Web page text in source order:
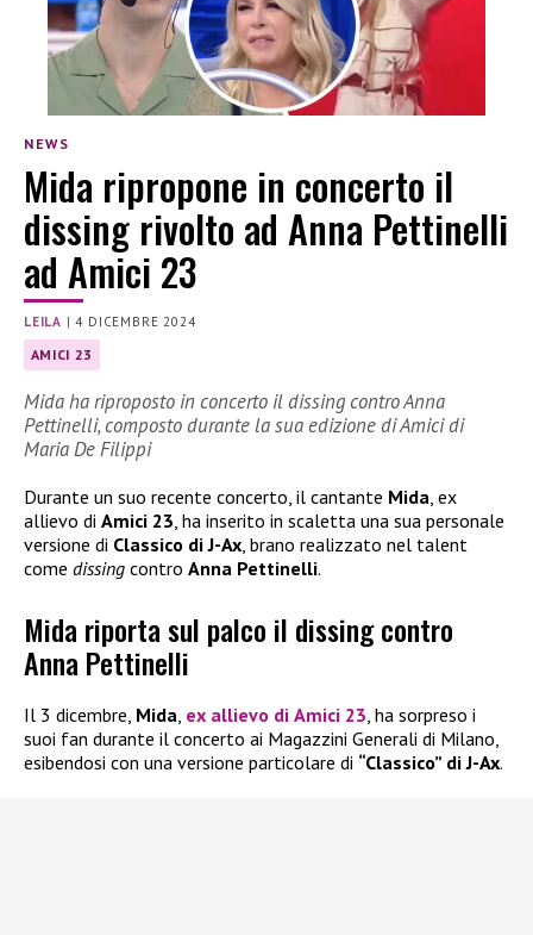
NEWS
Mida ripropone in concerto il
dissing rivolto ad Anna Pettinelli
ad Amici 23
LEILA |4 DICEMBRE 2024
AMICI 23
Mida ha riproposto in concerto il dissing contro Anna
Pettinelli, composto durante la sua edizione di Amici di
Maria De Filippi
Durante un suo recente concerto, il cantante Mida, ex
allievo di Amici 23, ha inserito in scaletta una sua personale
versione di Classico di J-Ax, brano realizzato nel talent
come dissing contro Anna Pettinelli.
Mida riporta sul palco il dissing contro
Anna Pettinelli
Il 3 dicembre, Mida ex allievo di Amici 23 , ha sorpreso i
suoi fan durante il concerto ai Magazzini Generali di Milano,
esibendosi con una versione particolare di “Classico” di J-Ax.